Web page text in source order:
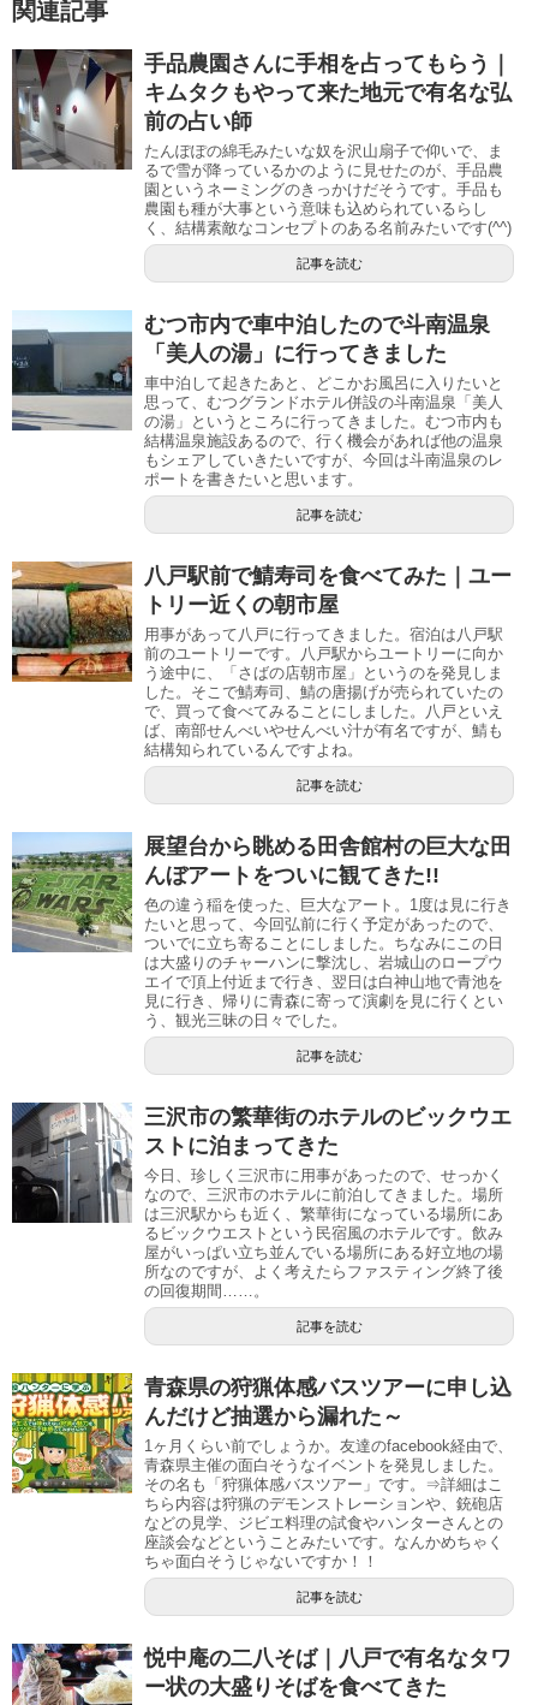
関連記事
手品農園さんに手相を占ってもらう｜
キムタクもやって来た地元で有名な弘
前の占い師
たんぽぽの綿毛みたいな奴を沢山扇子で仰いで、ま
るで雪が降っているかのように見せたのが、手品農
園というネーミングのきっかけだそうです。手品も
農園も種が大事という意味も込められているらし
く、結構素敵なコンセプトのある名前みたいです(^^)
記事を読む
むつ市内で車中泊したので斗南温泉
「美人の湯」に行ってきました
車中泊して起きたあと、どこかお風呂に入りたいと
思って、むつグランドホテル併設の斗南温泉「美人
の湯」というところに行ってきました。むつ市内も
結構温泉施設あるので、行く機会があれば他の温泉
もシェアしていきたいですが、今回は斗南温泉のレ
ポートを書きたいと思います。
記事を読む
八戸駅前で鯖寿司を食べてみた｜ユー
トリー近くの朝市屋
用事があって八戸に行ってきました。宿泊は八戸駅
前のユートリーです。八戸駅からユートリーに向か
う途中に、「さばの店朝市屋」というのを発見しま
した。そこで鯖寿司、鯖の唐揚げが売られていたの
で、買って食べてみることにしました。八戸といえ
ば、南部せんべいやせんべい汁が有名ですが、鯖も
結構知られているんですよね。
記事を読む
展望台から眺める田舎館村の巨大な田
んぼアートをついに観てきた!!
色の違う稲を使った、巨大なアート。1度は見に行き
たいと思って、今回弘前に行く予定があったので、
ついでに立ち寄ることにしました。ちなみにこの日
は大盛りのチャーハンに撃沈し 、岩城山のロープウ
エイで頂上付近まで行き、翌日は白神山地で青池を
見に行き、帰りに青森に寄って演劇を見に行くとい
う、観光三昧の日々でした。
記事を読む
三沢市の繁華街のホテルのビックウエ
ストに泊まってきた
今日、珍しく三沢市に用事があったので、せっかく
なので、三沢市のホテルに前泊してきました。場所
は三沢駅からも近く、繁華街になっている場所にあ
るビックウエストという民宿風のホテルです。飲み
屋がいっぱい立ち並んでいる場所にある好立地の場
所なのですが、よく考えたらファスティング終了後
の回復期間……。
記事を読む
青森県の狩猟体感バスツアーに申し込
んだけど抽選から漏れた～
1ヶ月くらい前でしょうか。友達のfacebook経由で、
青森県主催の面白そうなイベントを発見しました。
その名も「狩猟体感バスツアー」です。⇒詳細はこ
ちら内容は狩猟のデモンストレーションや、銃砲店
などの見学、ジビエ料理の試食やハンターさんとの
座談会などということみたいです。なんかめちゃく
ちゃ面白そうじゃないですか！！
記事を読む
悦中庵の二八そば｜八戸で有名なタワ
ー状の大盛りそばを食べてきた